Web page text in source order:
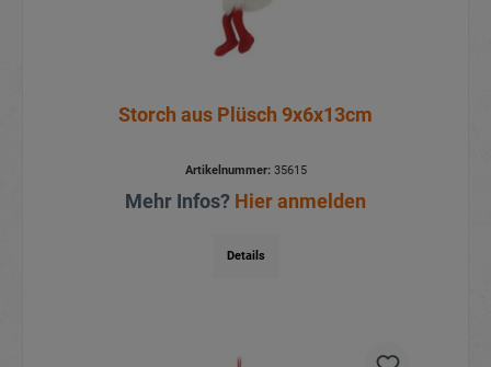
Storch aus Plüsch 9x6x13cm
Artikelnummer:35615
Mehr Infos? Hier anmelden
Details